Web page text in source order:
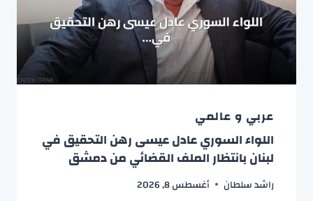
عربي و عالمي
اللواء السوري عادل عيسى رهن التحقيق في
لبنان بانتظار الملف القضائي من دمشق
راشد سلطان أغسطس 8, 2026